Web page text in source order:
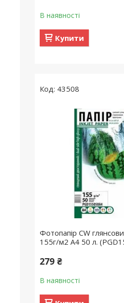
В наявності
Купити
43508
Фотопапір CW
155г/м2 A4 50 л.
279 ₴
В наявності